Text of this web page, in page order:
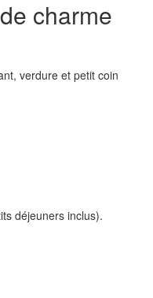
charme
verdure et petit coin
déjeuners inclus).